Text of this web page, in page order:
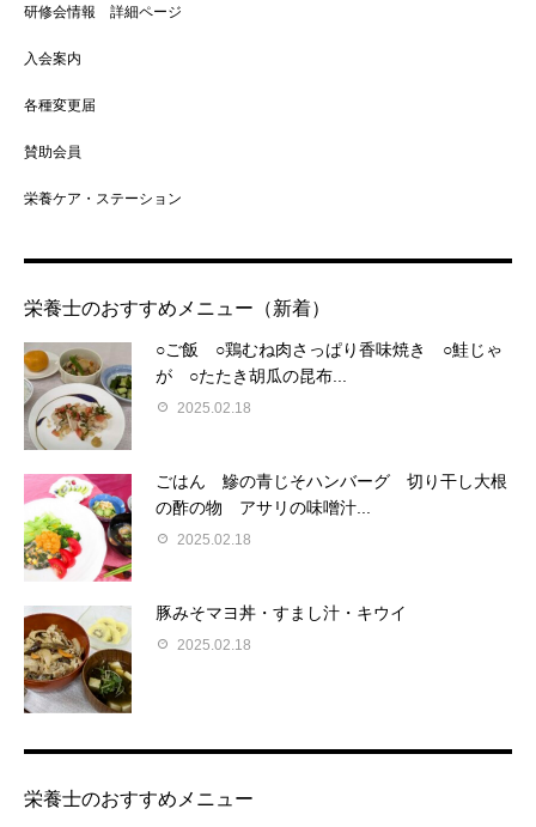
研修会情報 詳細ページ
入会案内
各種変更届
賛助会員
栄養ケア・ステーション
栄養士のおすすめメニュー（新着）
○ご飯 ○鶏むね肉さっぱり香味焼き ○鮭じゃ
が ○たたき胡瓜の昆布...
2025.02.18
ごはん 鰺の青じそハンバーグ 切り干し大根
の酢の物 アサリの味噌汁...
2025.02.18
豚みそマヨ丼・すまし汁・キウイ
2025.02.18
栄養士のおすすめメニュー